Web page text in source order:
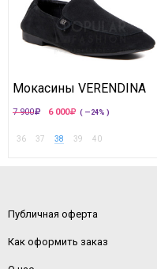
Мокасины VERENDINA
7 900 6 000 ( —24% )
36 37 38 39 40
Публичная оферта
Как оформить заказ